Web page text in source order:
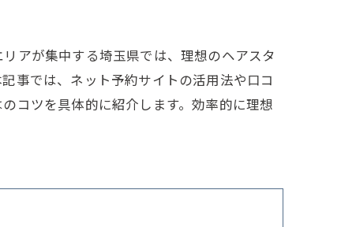
アが集中する埼玉県では、理想のヘアスタ
事では、ネット予約サイトの活用法や口コ
コツを具体的に紹介します。効率的に理想